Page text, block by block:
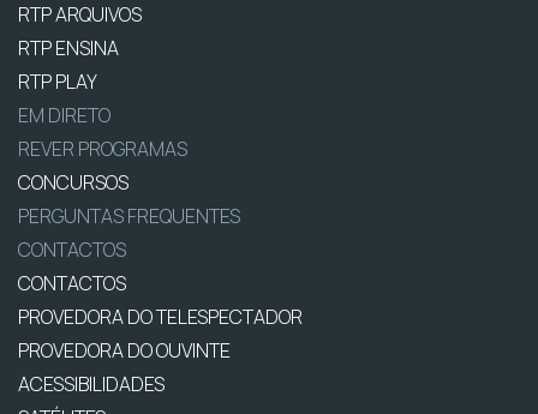
RTP ARQUIVOS
RTP ENSINA
RTP PLAY
EM DIRETO
REVER PROGRAMAS
CONCURSOS
PERGUNTAS FREQUENTES
CONTACTOS
CONTACTOS
PROVEDORA DO TELESPECTADOR
PROVEDORA DO OUVINTE
ACESSIBILIDADES